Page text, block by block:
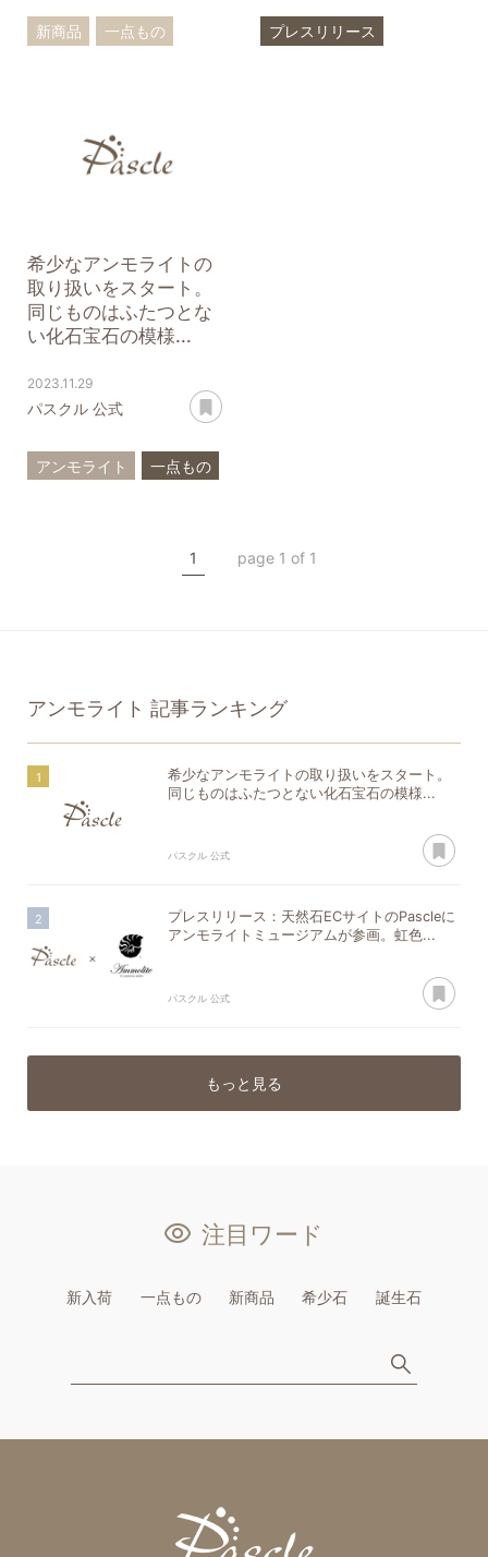
新商品
一点もの
プレスリリース
希少なアンモライトの
取り扱いをスタート。
同じものはふたつとな
い化石宝石の模様...
2023.11.29
パスクル 公式
アンモライト
一点もの
1 page 1 of 1
アンモライト 記事ランキング
希少なアンモライトの取り扱いをスタート。
同じものはふたつとない化石宝石の模様...
パスクル 公式
プレスリリース：天然石ECサイトのPascleに
アンモライトミュージアムが参画。虹色...
パスクル 公式
もっと見る
注目ワード
新入荷 一点もの 新商品 希少石 誕生石